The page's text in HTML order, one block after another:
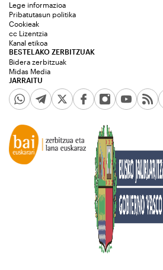
JARRAITU
Lege informazioa
Pribatutasun politika
Cookieak
cc Lizentzia
Kanal etikoa
BESTELAKO ZERBITZUAK
Bidera zerbitzuak
Midas Media